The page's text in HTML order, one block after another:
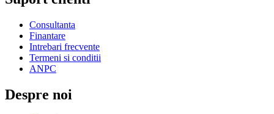
Consultanta
Finantare
Intrebari frecvente
Termeni si conditii
ANPC
Despre noi